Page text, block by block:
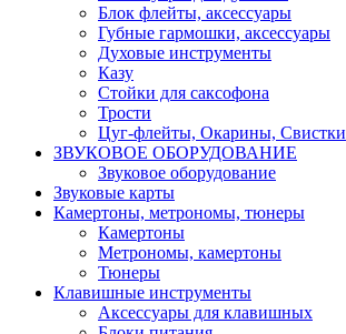
Блок флейты, аксессуары
Губные гармошки, аксессуары
Духовые инструменты
Казу
Стойки для саксофона
Трости
Цуг-флейты, Окарины, Свистки
ЗВУКОВОЕ ОБОРУДОВАНИЕ
Звуковое оборудование
Звуковые карты
Камертоны, метрономы, тюнеры
Камертоны
Метрономы, камертоны
Тюнеры
Клавишные инструменты
Аксессуары для клавишных